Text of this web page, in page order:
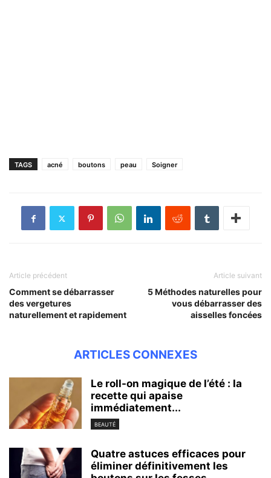
TAGS acné boutons peau Soigner
Article précédent
Comment se débarrasser
des vergetures
naturellement et rapidement
Article suivant
5 Méthodes naturelles pour
vous débarrasser des
aisselles foncées
ARTICLES CONNEXES
Le roll-on magique de l’été : la
recette qui apaise
immédiatement...
BEAUTÉ
Quatre astuces efficaces pour
éliminer définitivement les